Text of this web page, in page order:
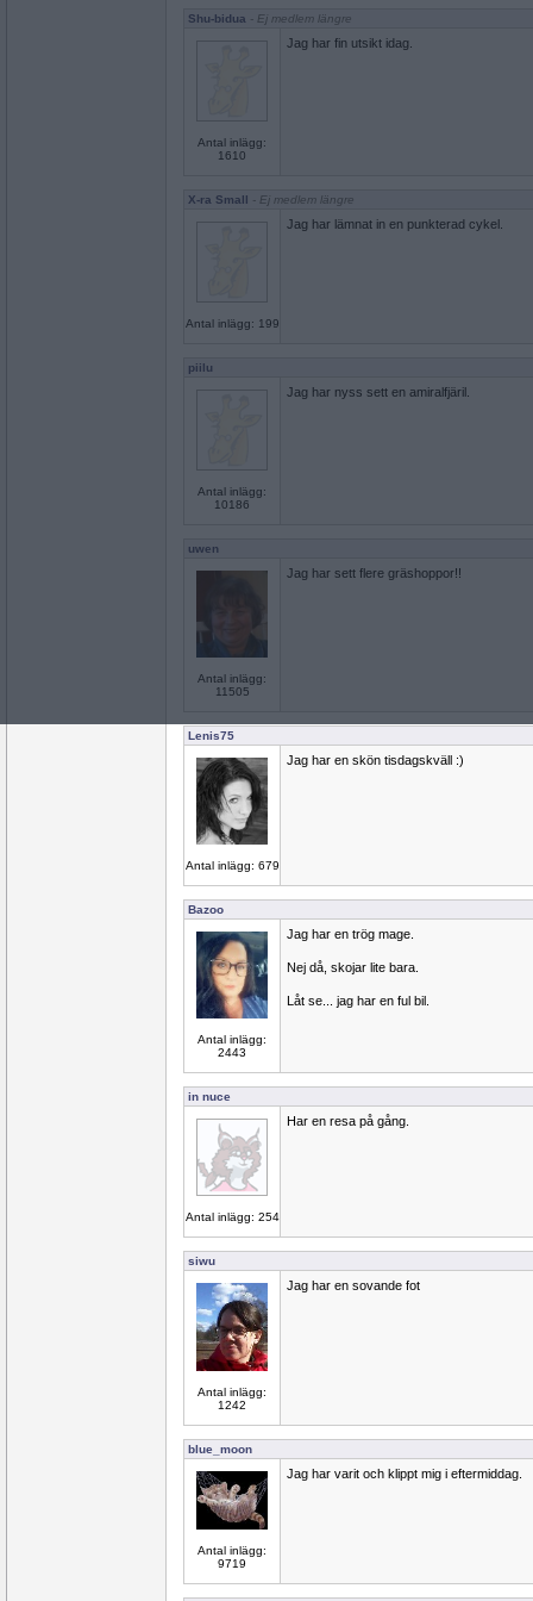
Shu-bidua - Ej medlem längre
Antal inlägg:
1610
Jag har fin utsikt idag.
X-ra Small - Ej medlem längre
Antal inlägg: 199
Jag har lämnat in en punkterad cykel.
piilu
Antal inlägg:
10186
Jag har nyss sett en amiralfjäril.
uwen
Antal inlägg:
11505
Jag har sett flere gräshoppor!!
Lenis75
Antal inlägg: 679
Jag har en skön tisdagskväll :)
Bazoo
Antal inlägg:
2443
Jag har en trög mage.
Nej då, skojar lite bara.
Låt se... jag har en ful bil.
in nuce
Antal inlägg: 254
Har en resa på gång.
siwu
Antal inlägg:
1242
Jag har en sovande fot
blue_moon
Antal inlägg:
9719
Jag har varit och klippt mig i eftermiddag.